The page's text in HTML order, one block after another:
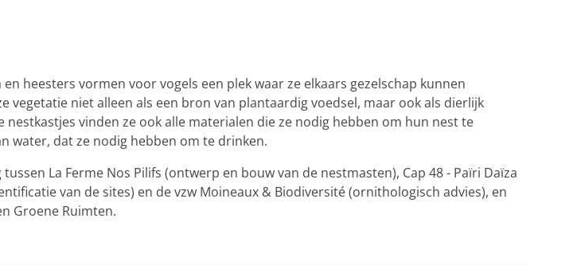
heesters vormen voor vogels een plek waar ze elkaars gezelschap kunnen
vegetatie niet alleen als een bron van plantaardig voedsel, maar ook als dierlijk
vinden ze ook alle materialen die ze nodig hebben om hun nest te
water, dat ze nodig hebben om te drinken.
La Ferme Nos Pilifs (ontwerp en bouw van de nestmasten), Cap 48 - Païri Daïza
van de sites) en de vzw Moineaux & Biodiversité (ornithologisch advies), en
Groene Ruimten.